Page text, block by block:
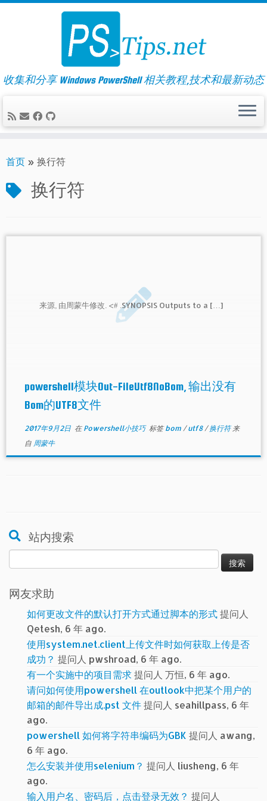
Skip
收集和分享 Windows PowerShell 相关教程,技术和最新动态
首页 » 换行符
换行符
来源, 由周蒙牛修改. <# .SYNOPSIS Outputs to a […]
powershell模块Out-FileUtf8NoBom, 输出没有
Bom的UTF8文件
2017年9月2日在 Powershell小技巧 标签bom /utf8/换行符来
自 周蒙牛
站内搜索
索：
网友求助
如何更改文件的默认打开方式通过脚本的形式提问人
Qetesh, 6 年 ago.
使用system.net.client上传文件时如何获取上传是否
成功？ 提问人 pwshroad, 6 年 ago.
有一个实施中的项目需求提问人 万恒, 6 年 ago.
请问如何使用powershell 在outlook中把某个用户的
邮箱的邮件导出成.pst 文件提问人 seahillpass, 6 年
ago.
powershell 如何将字符串编码为GBK 提问人 awang,
6 年 ago.
怎么安装并使用selenium？ 提问人 liusheng, 6 年
ago.
输入用户名、密码后，点击登录无效？ 提问人